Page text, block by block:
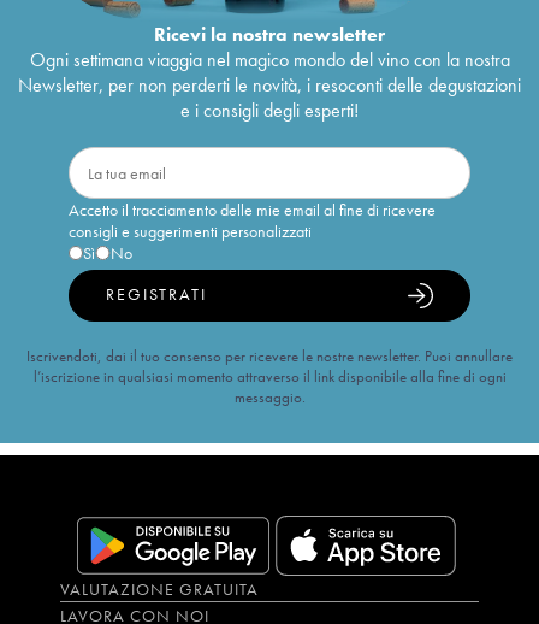
Ricevi la nostra newsletter
Ogni settimana viaggia nel magico mondo del vino con la nostra
Newsletter, per non perderti le novità, i resoconti delle degustazioni
e i consigli degli esperti!
Accetto il tracciamento delle mie email al fine di ricevere
consigli e suggerimenti personalizzati
Sì
No
REGISTRATI
Iscrivendoti, dai il tuo consenso per ricevere le nostre newsletter. Puoi annullare
l’iscrizione in qualsiasi momento attraverso il link disponibile alla fine di ogni
messaggio.
VALUTAZIONE GRATUITA
LAVORA CON NOI